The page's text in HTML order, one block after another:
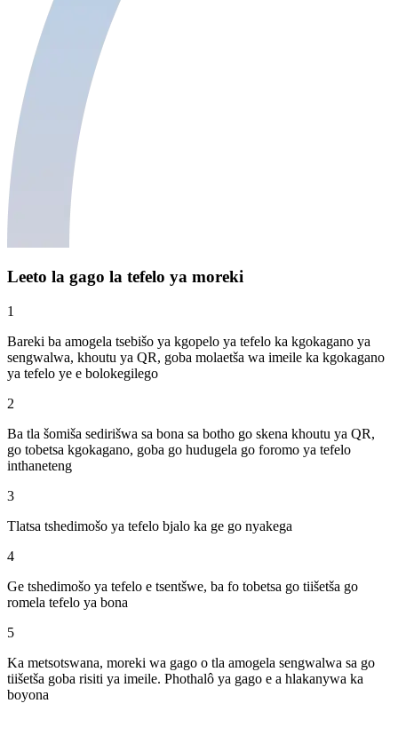
Leeto la gago la tefelo ya moreki
1
Bareki ba amogela tsebišo ya kgopelo ya tefelo ka kgokagano ya
sengwalwa, khoutu ya QR, goba molaetša wa imeile ka kgokagano
ya tefelo ye e bolokegilego
2
Ba tla šomiša sedirišwa sa bona sa botho go skena khoutu ya QR,
go tobetsa kgokagano, goba go hudugela go foromo ya tefelo
inthaneteng
3
Tlatsa tshedimošo ya tefelo bjalo ka ge go nyakega
4
Ge tshedimošo ya tefelo e tsentšwe, ba fo tobetsa go tiišetša go
romela tefelo ya bona
5
Ka metsotswana, moreki wa gago o tla amogela sengwalwa sa go
tiišetša goba risiti ya imeile. Phothalô ya gago e a hlakanywa ka
boyona